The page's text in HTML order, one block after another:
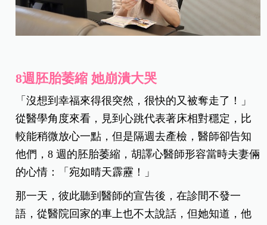
8週胚胎萎縮 她崩潰大哭
「沒想到幸福來得很突然，很快的又被奪走了！」
從醫學角度來看，見到心跳代表著床相對穩定，比
較能稍微放心一點，但是隔週去產檢，醫師卻告知
他們，8 週的胚胎萎縮，胡譯心醫師形容當時夫妻倆
的心情：「宛如晴天霹靂！」
那一天，彼此聽到醫師的宣告後，在診間不發一
語，從醫院回家的車上也不太說話，但她知道，他